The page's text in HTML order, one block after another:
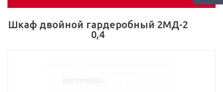
Шкаф двойной гардеробный 2МД-2
0,4